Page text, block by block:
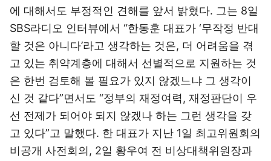
에 대해서도 부정적인 견해를 앞서 밝혔다. 그는 8일
SBS라디오 인터뷰에서 “한동훈 대표가 ‘무작정 반대
할 것은 아니다’라고 생각하는 것은, 더 어려움을 겪
고 있는 취약계층에 대해서 선별적으로 지원하는 것
은 한번 검토해 볼 필요가 있지 않겠느냐 그 생각이
신 것 같다”면서도 “정부의 재정여력, 재정판단이 우
선 전제가 되어야 되지 않겠나 하는 그런 생각을 갖
고 있다”고 말했다. 한 대표가 지난 1일 최고위원회의
비공개 사전회의, 2일 황우여 전 비상대책위원장과